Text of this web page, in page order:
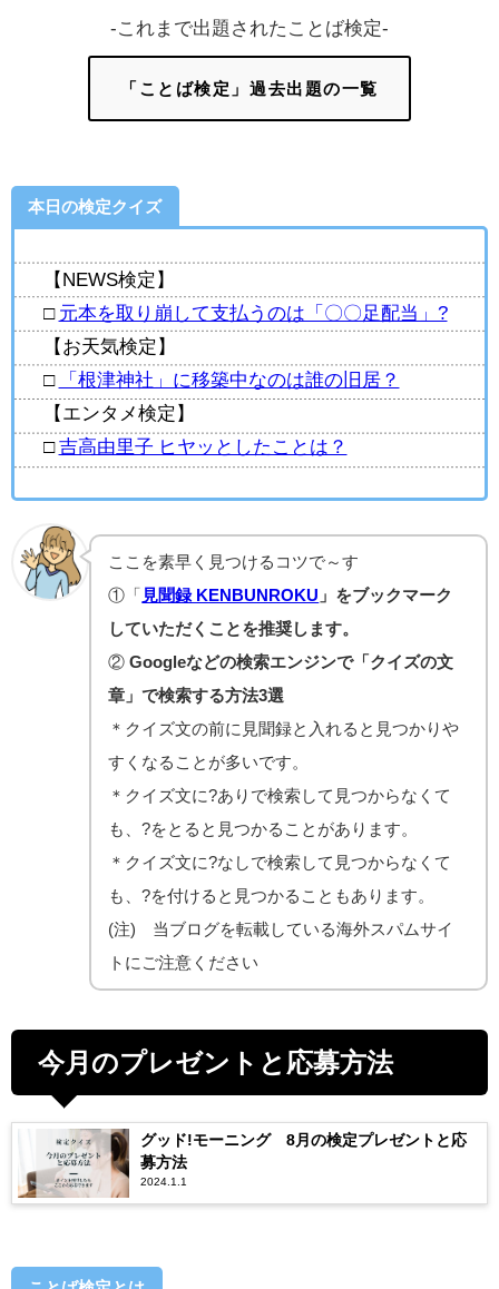
-これまで出題されたことば検定-
「ことば検定」過去出題の一覧
本日の検定クイズ
【NEWS検定】
□ 元本を取り崩して支払うのは「〇〇足配当」?
【お天気検定】
□
「根津神社」に移築中なのは誰の旧居？
【エンタメ検定】
□吉高由里子 ヒヤッとしたことは？
ここを素早く見つけるコツで～す
①「 見聞録 KENBUNROKU 」をブックマーク
していただくことを推奨します。
②Googleなどの検索エンジンで「クイズの文
章」で検索する方法3選
＊クイズ文の前に見聞録と入れると見つかりや
すくなることが多いです。
＊クイズ文に?ありで検索して見つからなくて
も、?をとると見つかることがあります。
＊クイズ文に?なしで検索して見つからなくて
も、?を付けると見つかることもあります。
(注) 当ブログを転載している海外スパムサイ
トにご注意ください
今月のプレゼントと応募方法
グッド!モーニング 8月の検定プレゼントと応
募方法
2024.1.1